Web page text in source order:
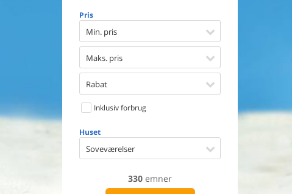
Pris
Min. pris
Maks. pris
Rabat
Inklusiv forbrug
Huset
Soveværelser
330 emner
Aircondition
Ladestander